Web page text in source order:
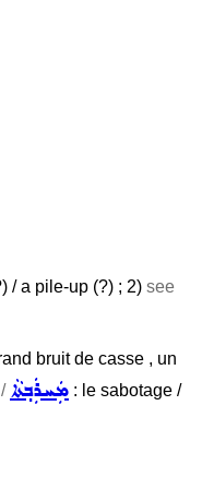
/ a pile-up (?) ; 2) see
bruit de casse , un
/ܡܲܚܪܲܒ݂ܬܵܐ : le sabotage /